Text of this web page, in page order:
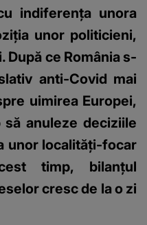
indiferența unora
unor politicieni,
ce România s-
anti-Covid mai
uimirea Europei,
anuleze deciziile
unor localități-focar
timp, bilanțul
cresc de la o zi